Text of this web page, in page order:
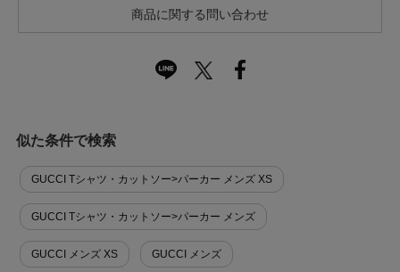
商品に関する問い合わせ
似た条件で検索
GUCCI Tシャツ・カットソー>パーカー メンズ XS
GUCCI Tシャツ・カットソー>パーカー メンズ
GUCCI メンズ XS GUCCI メンズ